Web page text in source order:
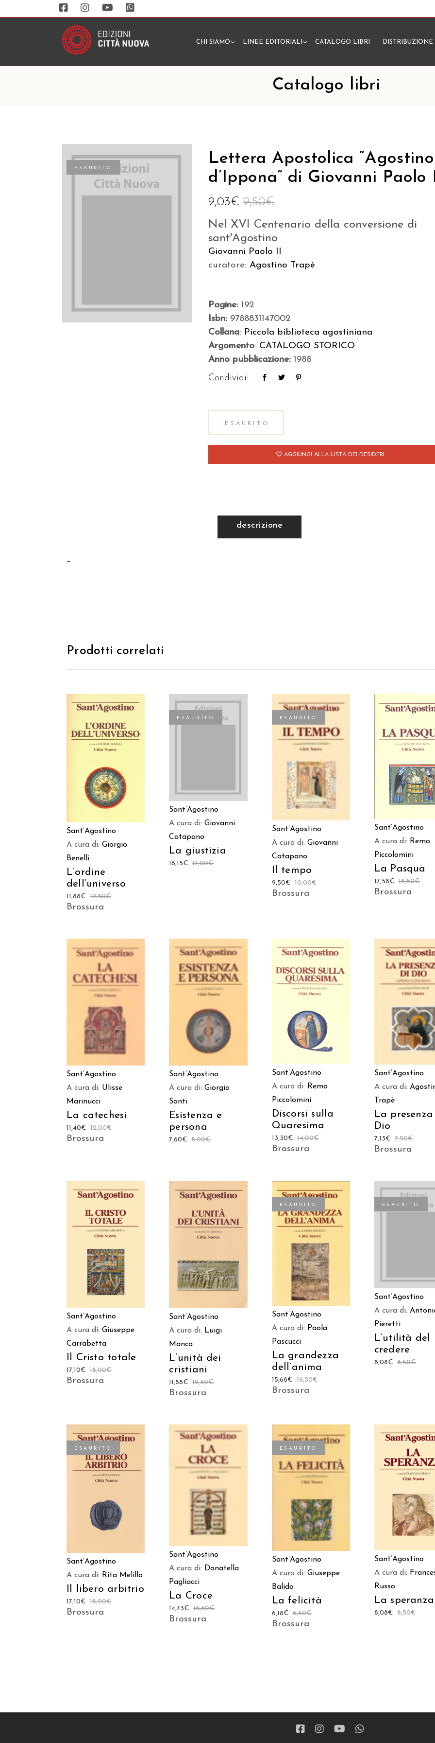
CHI SIAMO LINEE EDITORIALI CATALOGO LIBRI DISTRIBUZIONE
Catalogo libri
ESAURITO
Lettera Apostolica “Agostino
d’Ippona” di Giovanni Paolo
9,50€
9,03€
Nel XVI Centenario della conversione di
sant'Agostino
Giovanni Paolo II
curatore:Agostino Trapè
Pagine:192
Isbn: 9788831147002
Collana: Piccola biblioteca agostiniana
Argomento: CATALOGO STORICO
Anno pubblicazione:1988
Condividi:
ESAURITO
AGGIUNGI ALLA LISTA DEI DESIDERI
descrizione
–
Prodotti correlati
AGGIUNGI AL
Sant’Agostino
A cura di: Giorgio
Benelli
L’ordine
dell’universo
12,50€
11,88€
Brossura
ESAURITO
Sant’Agostino
A cura di:Giovanni
Catapano
La giustizia
17,00€
16,15€
ESAURITO
Sant’Agostino
A cura di: Giovanni
Catapano
Il tempo
10,00€
9,50€
Brossura
AGGIUNGI AL
CARRELLO
Sant’Agostino
A cura di: Remo
Piccolomini
La Pasqua
18,50€
17,58€
Brossura
AGGIUNGI AL
CARRELLO
Sant’Agostino
A cura di: Ulisse
Marinucci
La catechesi
12,00€
11,40€
Brossura
AGGIUNGI AL
CARRELLO
Sant’Agostino
A cura di:Giorgio
Santi
Esistenza e
persona
8,00€
7,60€
AGGIUNGI AL
Sant’Agostino
A cura di: Remo
Piccolomini
Discorsi sulla
Quaresima
14,00€
13,30€
Brossura
AGGIUNGI AL
CARRELLO
Sant’Agostino
A cura di:
Trapè
La
Dio
7,50€
7,13€
Brossura
AGGIUNGI AL
CARRELLO
Sant’Agostino
A cura di: Giuseppe
Carrabetta
Il Cristo totale
18,00€
17,10€
Brossura
AGGIUNGI AL
Sant’Agostino
A cura di: Luigi
Manca
L’unità dei
cristiani
12,50€
11,88€
Brossura
ESAURITO
LEGGI TUTTO
Sant’Agostino
A cura di: Paola
Pascucci
La grandezza
dell’anima
16,50€
15,68€
Brossura
ESAURITO
Sant’Agostino
A cura di:
Pieretti
L’utilità del
credere
8,50€
8,08€
ESAURITO
Sant’Agostino
A cura di: Rita Melillo
Il libero arbitrio
18,00€
17,10€
Brossura
AGGIUNGI AL
CARRELLO
Sant’Agostino
A cura di: Donatella
Pagliacci
La Croce
15,50€
14,73€
Brossura
ESAURITO
Sant’Agostino
A cura di: Giuseppe
Balido
La felicità
6,50€
6,18€
Brossura
AGGIUNGI AL
CARRELLO
Sant’Agostino
A cura di:
Russo
La speranza
8,50€
8,08€